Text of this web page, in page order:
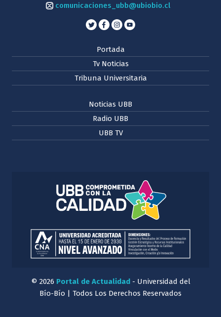
comunicaciones_ubb@ubiobio.cl
Portada
Tv Noticias
Tribuna Universitaria
Noticias UBB
Radio UBB
UBB TV
© 2026 Portal de Actualidad- Universidad del
Bío-Bío | Todos Los Derechos Reservados